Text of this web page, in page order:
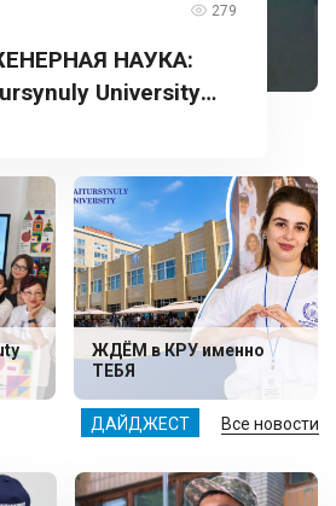
ДАЙДЖЕСТ Все новости
279
НАУКА:
University
ЖДЁМ в КРУ именно
ТЕБЯ